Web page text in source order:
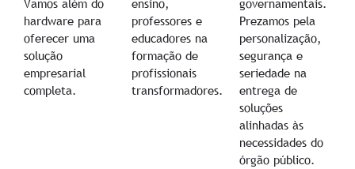
Vamos além do
hardware para
oferecer uma
solução
empresarial
completa.
ensino,
professores e
educadores na
formação de
profissionais
transformadores.
governamentais.
Prezamos pela
personalização,
segurança e
seriedade na
entrega de
soluções
alinhadas às
necessidades do
órgão público.